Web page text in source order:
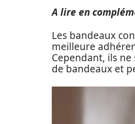
A lire en
Les bandeaux
meilleure
Cependant, ils
de bandeaux et